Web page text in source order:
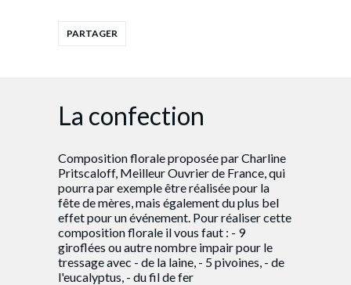
La confection
Composition florale proposée par Charline
Pritscaloff, Meilleur Ouvrier de France, qui
pourra par exemple être réalisée pour la
fête de mères, mais également du plus bel
effet pour un événement. Pour réaliser cette
composition florale il vous faut : - 9
giroflées ou autre nombre impair pour le
tressage avec - de la laine, - 5 pivoines, - de
l'eucalyptus, - du fil de fer